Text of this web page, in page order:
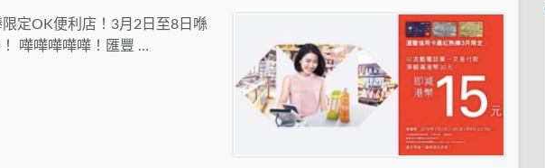
定OK便利店！3月2日至8日喺
嘩嘩嘩嘩嘩！匯豐 …